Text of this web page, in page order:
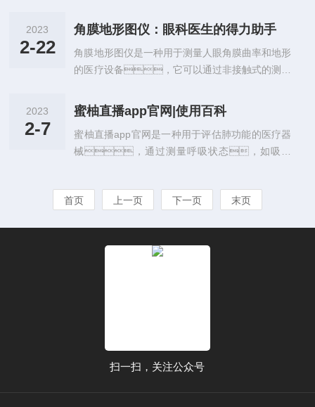
角膜表面的曲率和高...
度和气体成分，从而计算出不同的肺功
量、用力呼气容积、一秒钟用力
呼气容积等等。蜜柚直播app官网蜜柚直播
于临床医疗中，还可以用于科学研究、
确地反映患者的血压状况，特别是在日常生
活中，如工作、运动、睡眠等
活动过程中。动态血压监测仪的使用方法很
简单，只需要将袖带放在病人的上臂
一些动态血压监测仪配有数据记录功能，可
断。动态血压监测仪的优点在于它可以提供
更全面的血压数据，因为它可以记录不同时
化。这可以帮助医生...
2023
2-22
角膜地形图仪：眼科医生的得力助手
角膜地形图仪是一种用于测量人眼角膜曲率和地形
的医疗设备，它可以通过非接触式的测量
径、曲率度数、高度差、球面度等
多项参数，为医生提供精准的眼科诊断数
据。本文将从角膜地形图仪的工作原
理、应用领域、优势等方面进行介
角膜地形图仪采用的是三维扫描技术，其基本
原理是利用光学原理测量人眼角膜的曲率和地
膜，并被角膜后面的反射点反射回
2023
2-7
蜜柚直播app官网|使用百科
蜜柚直播app官网是一种用于评估肺功能的医疗器
械，通过测量呼吸状态，如吸气
性肺疾病，如支气管哮喘，肺气肿
效果。使用蜜柚直播app官网的优势很
功能的变化，评估治疗效果，进一
步为患者的治疗提供有力的支持...
首页 上一页 下一页 末页
扫一扫，关注公众号